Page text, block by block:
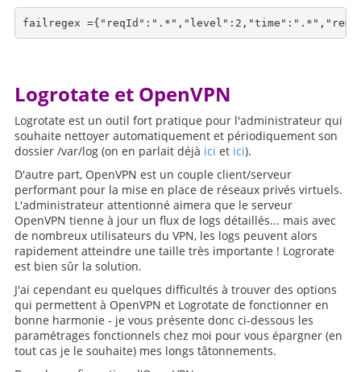
Logrotate et OpenVPN
Logrotate est un outil fort pratique pour l'administrateur qui
souhaite nettoyer automatiquement et périodiquement son
dossier /var/log (on en parlait déjà ici et ici).
D'autre part, OpenVPN est un couple client/serveur
performant pour la mise en place de réseaux privés virtuels.
L'administrateur attentionné aimera que le serveur
OpenVPN tienne à jour un flux de logs détaillés... mais avec
de nombreux utilisateurs du VPN, les logs peuvent alors
rapidement atteindre une taille très importante ! Logrorate
est bien sûr la solution.
J'ai cependant eu quelques difficultés à trouver des options
qui permettent à OpenVPN et Logrotate de fonctionner en
bonne harmonie - je vous présente donc ci-dessous les
paramétrages fonctionnels chez moi pour vous épargner (en
tout cas je le souhaite) mes longs tâtonnements.